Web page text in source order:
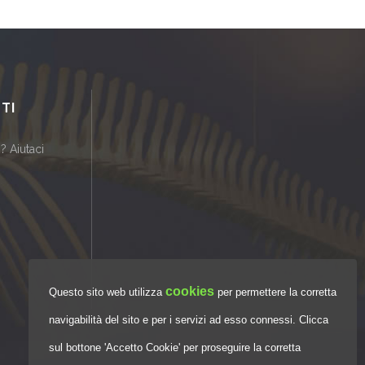
Aiutaci
Questo sito web utilizza cookiesper permettere la corretta
navigabilità del sito e per i servizi ad esso connessi. Clicca
sul bottone 'Accetto Cookie' per proseguire la corretta